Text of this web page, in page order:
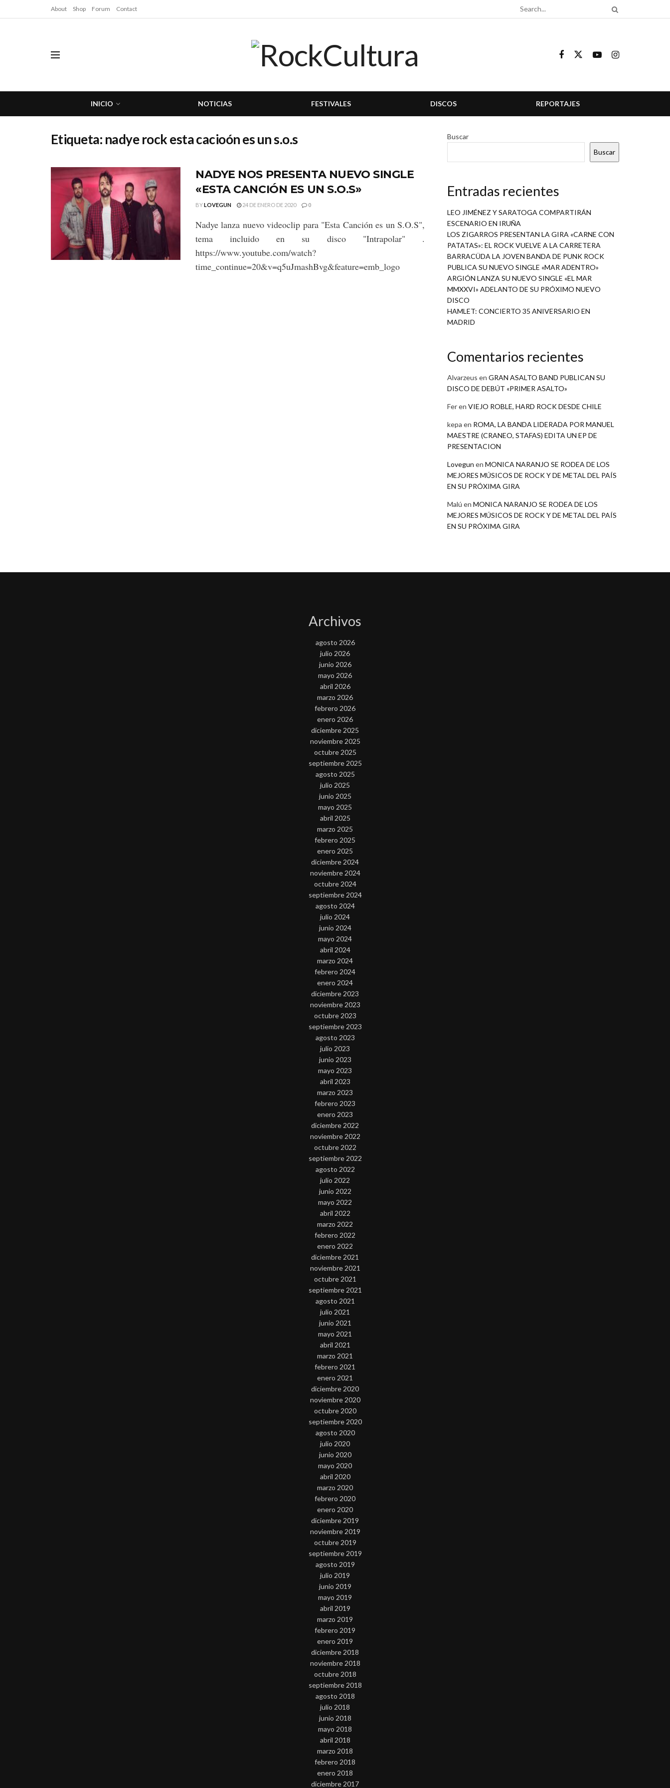
About Shop Forum Contact
INICIO NOTICIAS FESTIVALES DISCOS REPORTAJES
Etiqueta: nadye rock esta cacioón es un s.o.s
NADYE NOS PRESENTA NUEVO SINGLE
«ESTA CANCIÓN ES UN S.O.S»
BYLOVEGUN 24 DE ENERO DE 2020 0
Nadye lanza nuevo videoclip para "Esta Canción es un S.O.S",
tema incluido en su disco "Intrapolar" .
https://www.youtube.com/watch?
time_continue=20&v=q5uJmashBvg&feature=emb_logo
Buscar
Buscar
Entradas recientes
LEO JIMÉNEZ Y SARATOGA COMPARTIRÁN
ESCENARIO EN IRUÑA
LOS ZIGARROS PRESENTAN LA GIRA «CARNE CON
PATATAS»: EL ROCK VUELVE A LA CARRETERA
BARRACÜDA LA JOVEN BANDA DE PUNK ROCK
PUBLICA SU NUEVO SINGLE «MAR ADENTRO»
ARGIÓN LANZA SU NUEVO SINGLE «EL MAR
MMXXVI» ADELANTO DE SU PRÓXIMO NUEVO
DISCO
HAMLET: CONCIERTO 35 ANIVERSARIO EN
MADRID
Comentarios recientes
Alvarzeus en GRAN ASALTO BAND PUBLICAN SU
DISCO DE DEBÚT «PRIMER ASALTO»
Feren VIEJO ROBLE, HARD ROCK DESDE CHILE
kepa en ROMA, LA BANDA LIDERADA POR MANUEL
MAESTRE (CRANEO, STAFAS) EDITA UN EP DE
PRESENTACION
Lovegun en MONICA NARANJO SE RODEA DE LOS
MEJORES MÚSICOS DE ROCK Y DE METAL DEL PAÍS
EN SU PRÓXIMA GIRA
Malú en MONICA NARANJO SE RODEA DE LOS
MEJORES MÚSICOS DE ROCK Y DE METAL DEL PAÍS
EN SU PRÓXIMA GIRA
Archivos
agosto 2026
julio 2026
junio 2026
mayo 2026
abril 2026
marzo 2026
febrero 2026
enero 2026
diciembre 2025
noviembre 2025
octubre 2025
septiembre 2025
agosto 2025
julio 2025
junio 2025
mayo 2025
abril 2025
marzo 2025
febrero 2025
enero 2025
diciembre 2024
noviembre 2024
octubre 2024
septiembre 2024
agosto 2024
julio 2024
junio 2024
mayo 2024
abril 2024
marzo 2024
febrero 2024
enero 2024
diciembre 2023
noviembre 2023
octubre 2023
septiembre 2023
agosto 2023
julio 2023
junio 2023
mayo 2023
abril 2023
marzo 2023
febrero 2023
enero 2023
diciembre 2022
noviembre 2022
octubre 2022
septiembre 2022
agosto 2022
julio 2022
junio 2022
mayo 2022
abril 2022
marzo 2022
febrero 2022
enero 2022
diciembre 2021
noviembre 2021
octubre 2021
septiembre 2021
agosto 2021
julio 2021
junio 2021
mayo 2021
abril 2021
marzo 2021
febrero 2021
enero 2021
diciembre 2020
noviembre 2020
octubre 2020
septiembre 2020
agosto 2020
julio 2020
junio 2020
mayo 2020
abril 2020
marzo 2020
febrero 2020
enero 2020
diciembre 2019
noviembre 2019
octubre 2019
septiembre 2019
agosto 2019
julio 2019
junio 2019
mayo 2019
abril 2019
marzo 2019
febrero 2019
enero 2019
diciembre 2018
noviembre 2018
octubre 2018
septiembre 2018
agosto 2018
julio 2018
junio 2018
mayo 2018
abril 2018
marzo 2018
febrero 2018
enero 2018
diciembre 2017